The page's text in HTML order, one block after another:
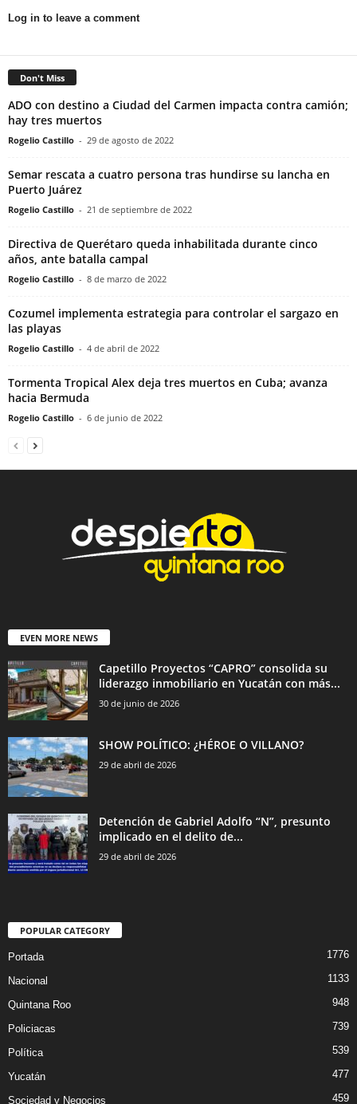
Log in to leave a comment
Don't Miss
ADO con destino a Ciudad del Carmen impacta contra camión;
hay tres muertos
Rogelio Castillo - 29 de agosto de 2022
Semar rescata a cuatro persona tras hundirse su lancha en
Puerto Juárez
Rogelio Castillo - 21 de septiembre de 2022
Directiva de Querétaro queda inhabilitada durante cinco
años, ante batalla campal
Rogelio Castillo - 8 de marzo de 2022
Cozumel implementa estrategia para controlar el sargazo en
las playas
Rogelio Castillo - 4 de abril de 2022
Tormenta Tropical Alex deja tres muertos en Cuba; avanza
hacia Bermuda
Rogelio Castillo - 6 de junio de 2022
EVEN MORE NEWS
Capetillo Proyectos “CAPRO” consolida su
liderazgo inmobiliario en Yucatán con más...
30 de junio de 2026
SHOW POLÍTICO: ¿HÉROE O VILLANO?
29 de abril de 2026
Detención de Gabriel Adolfo “N”, presunto
implicado en el delito de...
29 de abril de 2026
POPULAR CATEGORY
Portada 1776
Nacional 1133
Quintana Roo 948
Policiacas 739
Política 539
Yucatán 477
Sociedad y Negocios 459